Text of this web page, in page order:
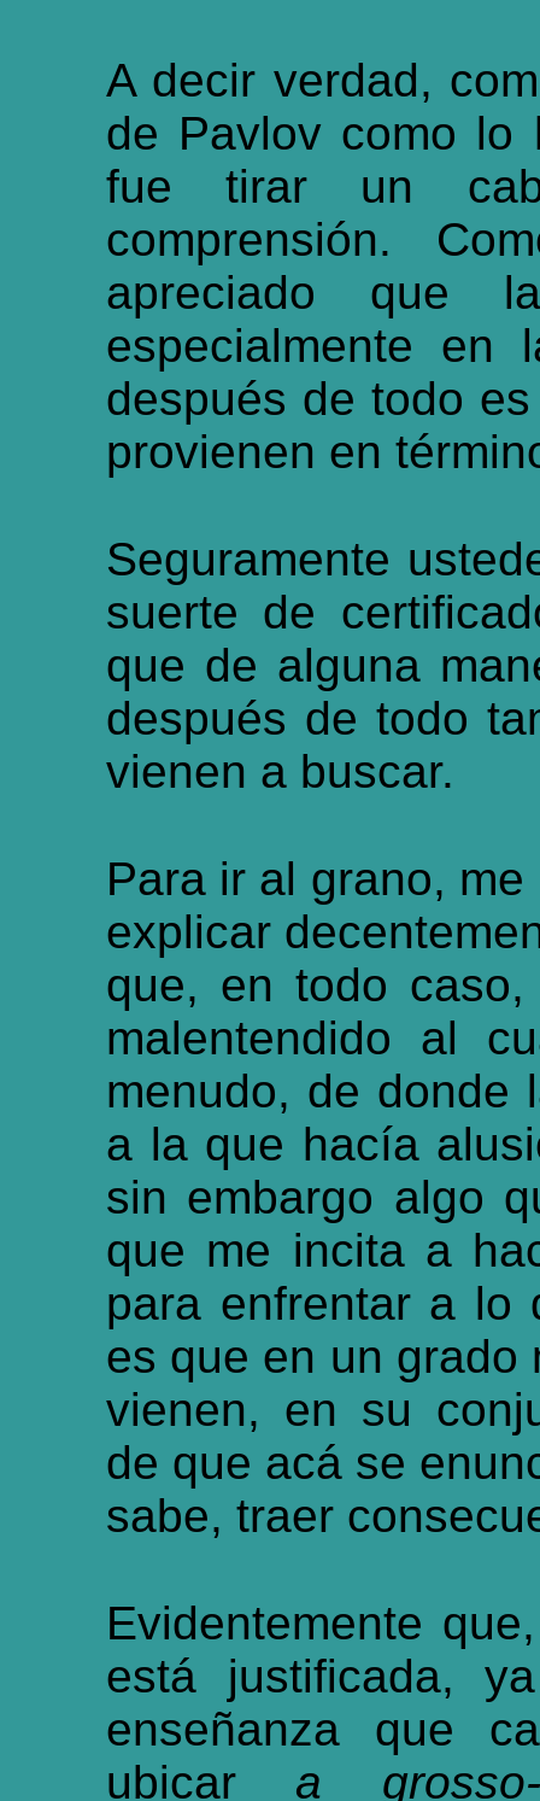
A decir verdad,
de Pavlov como lo
fue tirar un
comprensión.
apreciado que
especialmente en
después de todo
provienen en
Seguramente
suerte de
que de alguna
después de todo
vienen a buscar.
Para ir al grano,
explicar
que, en todo
malentendido al
menudo, de donde
a la que hacía
sin embargo algo
que me incita a
para enfrentar a lo
es que en un grado
vienen, en su
de que acá se
sabe, traer
Evidentemente
está justificada,
enseñanza que
ubicar a grosso-